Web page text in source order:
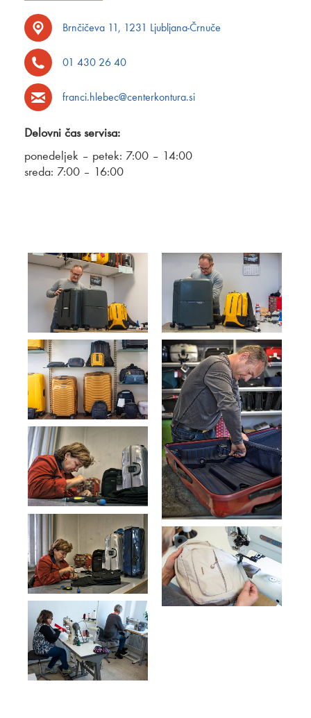
Brnčičeva 11, 1231 Ljubljana-Črnuče
01 430 26 40
franci.hlebec@centerkontura.si
Delovni čas servisa:
ponedeljek – petek: 7:00 – 14:00
sreda: 7:00 – 16:00